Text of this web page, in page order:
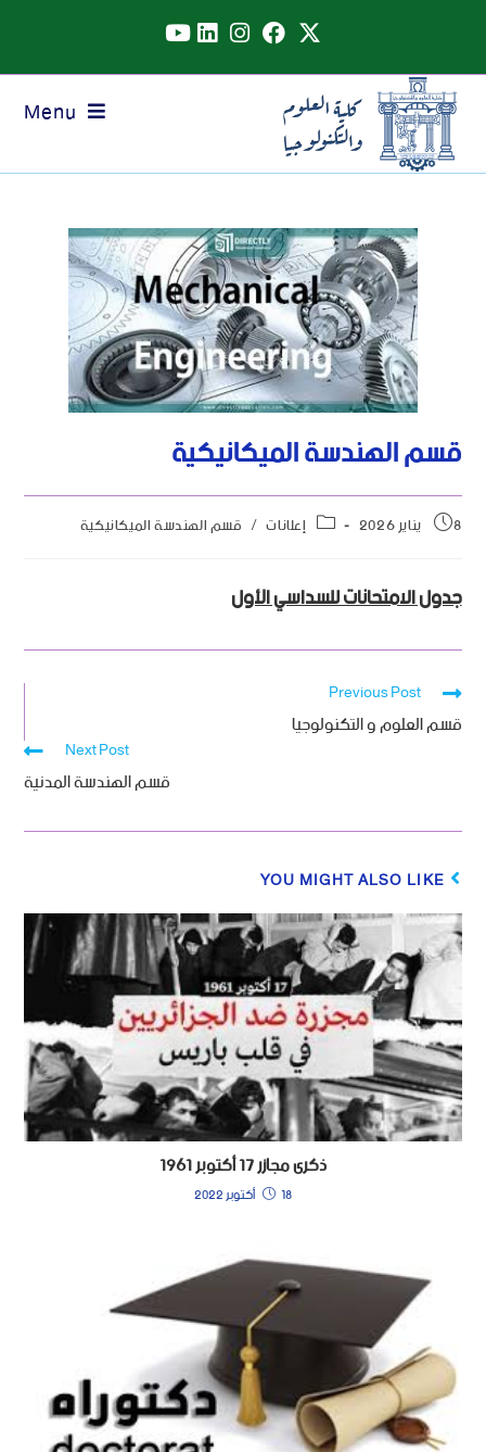
Menu
قسم الهندسة الميكانيكية
8 يناير 2026 إعلانات / قسم الهندسة الميكانيكية
جدول الامتحانات للسداسي الأول
Previous Post
قسم العلوم و التكنولوجيا
Next Post
قسم الهندسة المدنية
YOU MIGHT ALSO LIKE
ذكرى مجازر 17 أكتوبر 1961
18 أكتوبر 2022